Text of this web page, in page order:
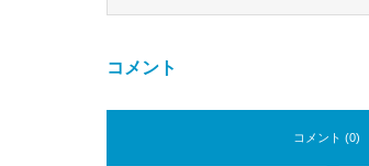
コメント
コメント (0)